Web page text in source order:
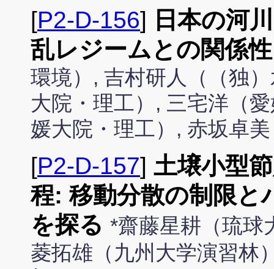
[P2-D-156] 日本の河
乱レジームとの関係性
環境）, 吉村研人（（独
大院・理工）, 三宅洋（
媛大院・理工）, 赤坂卓
[P2-D-157] 土壌小型
程: 移動分散の制限と
を探る *齋藤星耕（琉球
菱拓雄（九州大学演習林